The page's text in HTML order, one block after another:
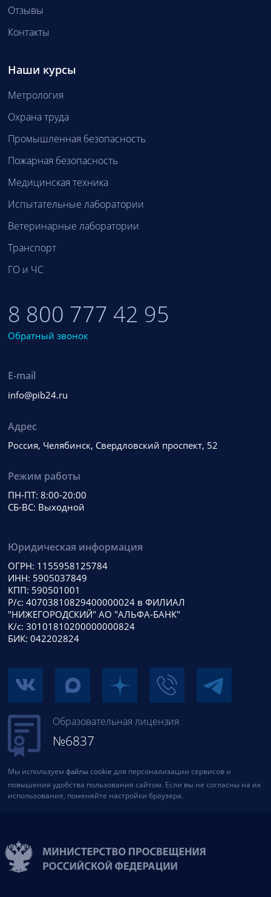
Отзывы
Контакты
Наши курсы
Метрология
Охрана труда
Промышленная безопасность
Пожарная безопасность
Медицинская техника
Испытательные лаборатории
Ветеринарные лаборатории
Транспорт
ГО и ЧС
8 800 777 42 95
Обратный звонок
E-mail
info@pib24.ru
Адрес
Россия, Челябинск, Свердловский проспект, 52
Режим работы
ПН-ПТ: 8:00-20:00
СБ-ВС: Выходной
Юридическая информация
ОГРН: 1155958125784
ИНН: 5905037849
КПП: 590501001
Р/с: 40703810829400000024 в ФИЛИАЛ
"НИЖЕГОРОДСКИЙ" АО "АЛЬФА-БАНК"
К/с: 30101810200000000824
БИК: 042202824
Образовательная лицензия
№6837
Мы используем файлы cookie для персонализации сервисов и
повышения удобства пользования сайтом. Если вы не согласны на их
использование, поменяйте настройки браузера.